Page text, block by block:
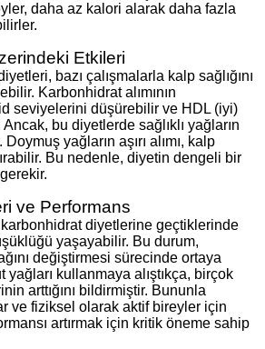
daha az kalori alarak daha fazla
Etkileri
bazı çalışmalarla kalp sağlığını
Karbonhidrat alımının
seviyelerini düşürebilir ve HDL (iyi)
bu diyetlerde sağlıklı yağların
yağların aşırı alımı, kalp
Bu nedenle, diyetin dengeli bir
ve Performans
karbonhidrat diyetlerine geçtiklerinde
yaşayabilir. Bu durum,
değiştirmesi sürecinde ortaya
yağları kullanmaya alıştıkça, birçok
arttığını bildirmiştir. Bununla
ve fiziksel olarak aktif bireyler için
artırmak için kritik öneme sahip